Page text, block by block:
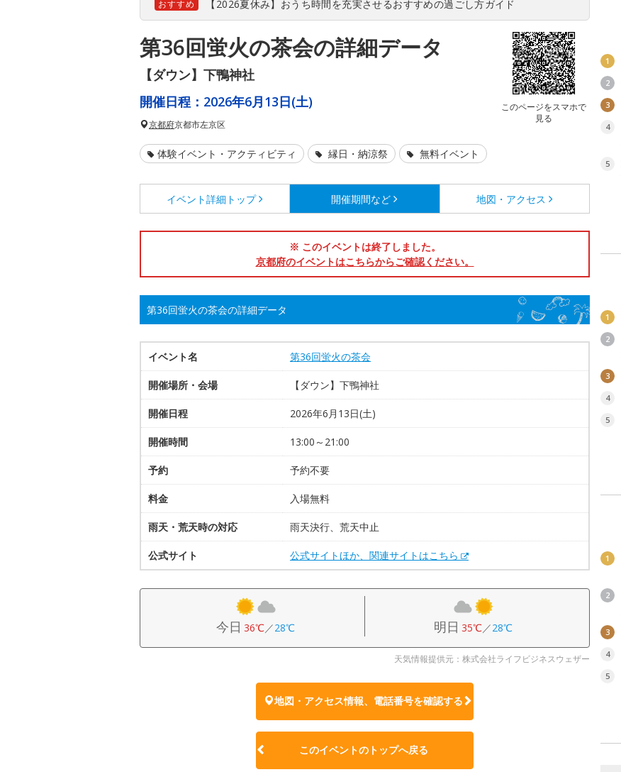
おすすめ 【2026夏休み】おうち時間を充実させるおすすめの過ごし方ガイド
第36回蛍火の茶会の詳細データ
【ダウン】下鴨神社
このページをスマホで
見る
開催日程： 2026年6月13日(土)
京都府京都市左京区
体験イベント・アクティビティ 縁日・納涼祭 無料イベント
イベント詳細 トップ 開催期間など 地図・アクセス
※ このイベントは終了しました。
京都府のイベントはこちらからご確認ください。
第36回蛍火の茶会の詳細データ
イベント名 第36回蛍火の茶会
開催場所・会場 【ダウン】下鴨神社
開催日程 2026年6月13日(土)
開催時間 13:00～21:00
予約 予約不要
料金 入場無料
雨天・荒天時の対応 雨天決行、荒天中止
公式サイト 公式サイトほか、関連サイトはこちら
今日 36℃／28℃ 明日 35℃／28℃
天気情報提供元：株式会社ライフビジネスウェザー
地図・アクセス情報、電話番号を確認する
このイベントのトップへ戻る
1
2
3
4
5
1
2
3
4
5
1
2
3
4
5